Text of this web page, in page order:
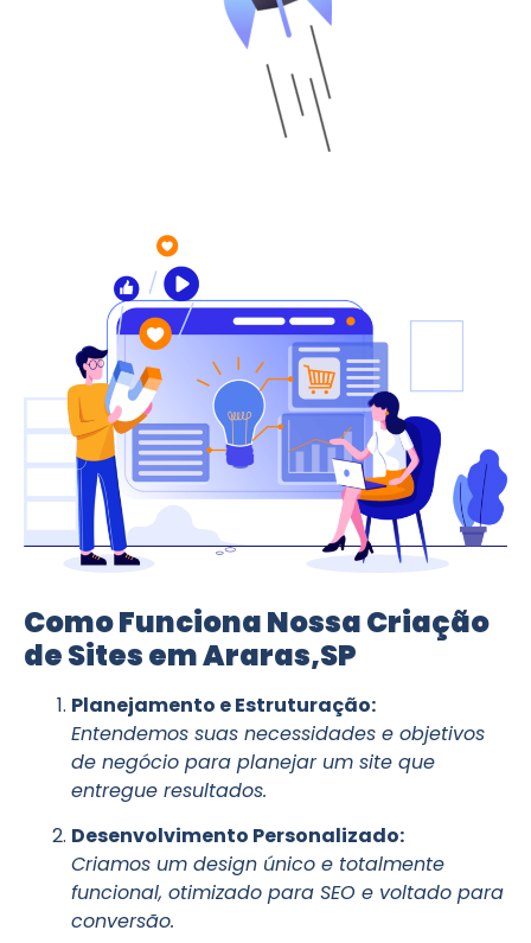
Como Funciona Nossa Criação
de Sites em Araras,SP
Planejamento e Estruturação:
Entendemos suas necessidades e objetivos
de negócio para planejar um site que
entregue resultados.
Desenvolvimento Personalizado:
Criamos um design único e totalmente
funcional, otimizado para SEO e voltado para
conversão.